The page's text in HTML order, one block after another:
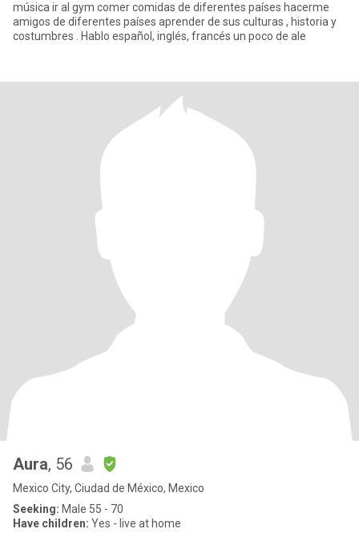
música ir al gym comer comidas de diferentes países hacerme
amigos de diferentes países aprender de sus culturas , historia y
costumbres . Hablo español, inglés, francés un poco de ale
Aura, 56
Mexico City, Ciudad de México, Mexico
Seeking: Male 55 - 70
Have children: Yes - live at home